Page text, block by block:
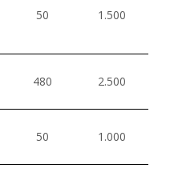
50 1.500
480 2.500
50 1.000